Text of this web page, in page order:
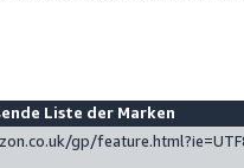
Liste der Marken
gp/